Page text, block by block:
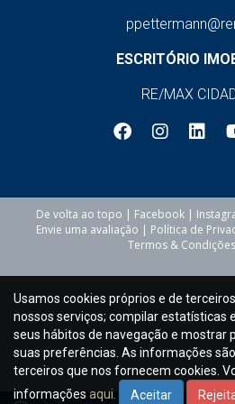
o estado e a situação
problemas ou custos
Comprador Vantagens:
economias significativas
mais favoráveis.
portugueses,
legais durante ou após a
Gratuito com a
Consultoria
hipoteca mais
economia significativa ao
empréstimo.
Coordenação do
ESCRITÓRIO
RE/MAX
De volta ao topo | Facebook|
Envie uma avaliação | Política de
Termos & Condições
Usamos cookies próprios e de
nossos serviços; compilar estatísticas
seus hábitos de navegação e mostrar
suas preferências. As informações
terceiros que nos fornecem cookies.
informações aqui. Aceitar